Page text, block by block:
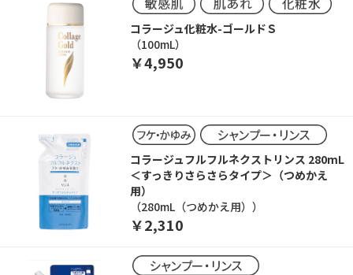
コラージュ化粧水-ゴールドＳ
（100mL）
￥4,950
コラージュフルフルネクストリンス 280mL
＜すっきりさらさらタイプ＞（つめかえ
用）
（280mL（つめかえ用））
￥2,310